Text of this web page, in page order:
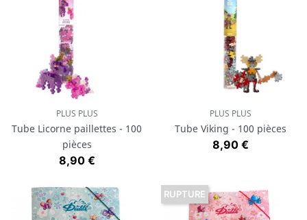
PLUS PLUS
Tube Licorne paillettes - 100
pièces
Prix
8,90 €
PLUS PLUS
Tube Viking - 100 pièces
Prix
8,90 €
RUPTURE